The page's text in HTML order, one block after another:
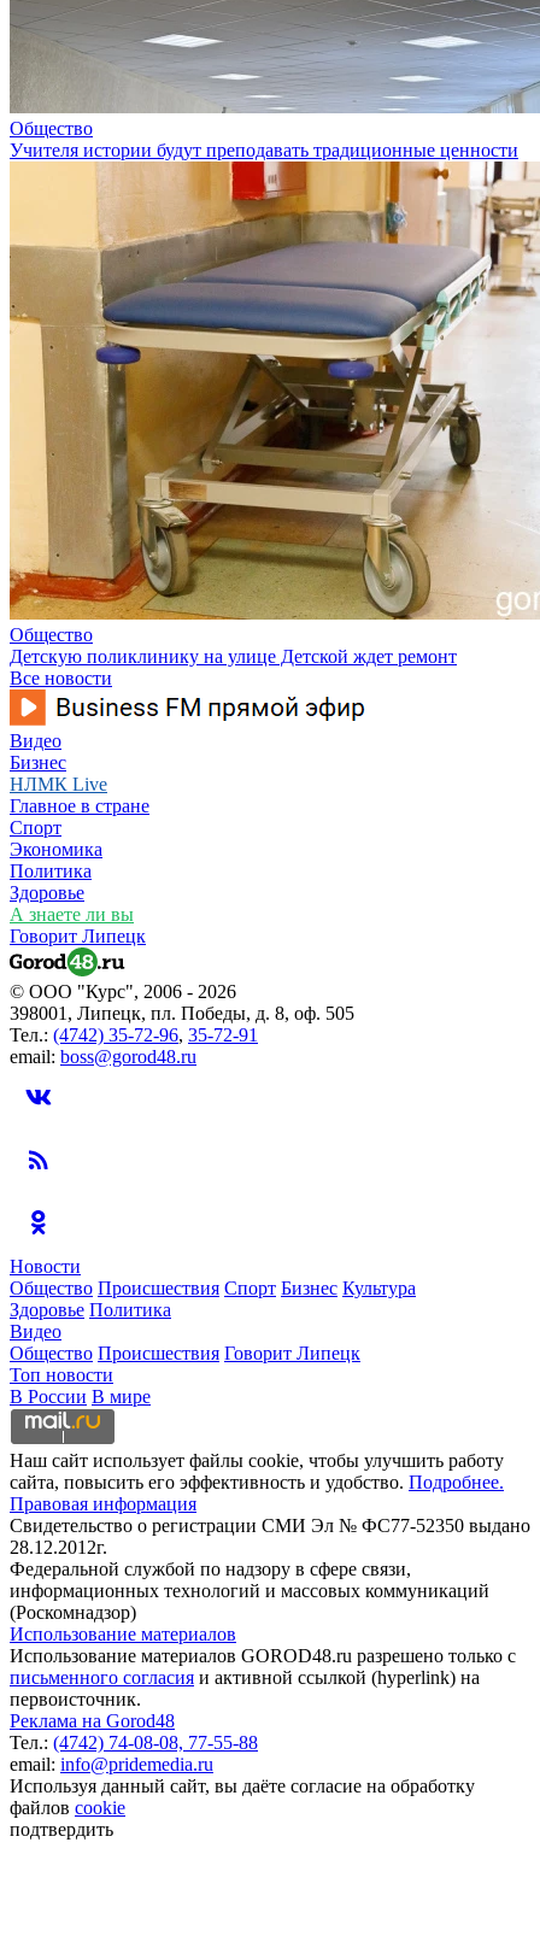
Общество
Учителя истории будут преподавать традиционные ценности
Общество
Детскую поликлинику на улице Детской ждет ремонт
Все новости
Видео
Бизнес
НЛМК Live
Главное в стране
Спорт
Экономика
Политика
Здоровье
А знаете ли вы
Говорит Липецк
© ООО "Курс", 2006 - 2026
398001, Липецк, пл. Победы, д. 8, оф. 505
Тел.: (4742) 35-72-96, 35-72-91
email: boss@gorod48.ru
Новости
Общество Происшествия Спорт Бизнес Культура
Здоровье Политика
Видео
Общество Происшествия Говорит Липецк
Топ новости
В России В мире
Наш сайт использует файлы cookie, чтобы улучшить работу
сайта, повысить его эффективность и удобство. Подробнее.
Правовая информация
Свидетельство о регистрации СМИ Эл № ФС77-52350 выдано
28.12.2012г.
Федеральной службой по надзору в сфере связи,
информационных технологий и массовых коммуникаций
(Роскомнадзор)
Использование материалов
Использование материалов GOROD48.ru разрешено только с
письменного согласия и активной ссылкой (hyperlink) на
первоисточник.
Реклама на Gorod48
Тел.: (4742) 74-08-08, 77-55-88
email: info@pridemedia.ru
Используя данный сайт, вы даёте согласие на обработку
файлов cookie
подтвердить